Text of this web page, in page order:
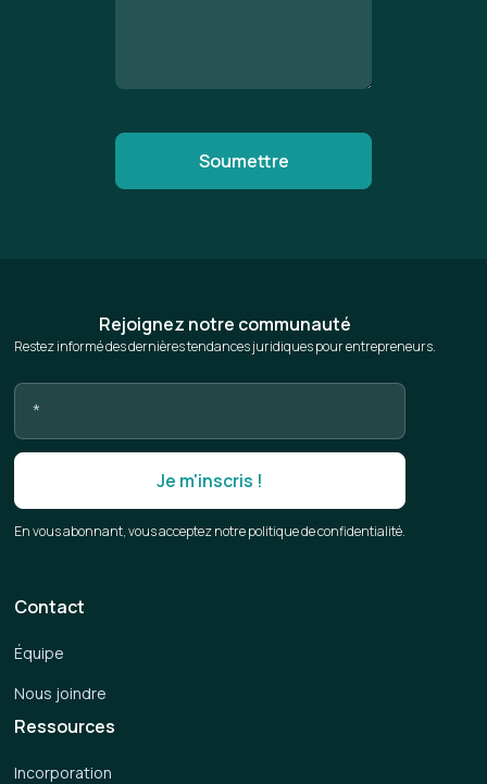
Rejoignez notre communauté
Restez informé des dernières tendances juridiques pour entrepreneurs.
En vous abonnant, vous acceptez notre politique de confidentialité.
Ressources
Incorporation
Contact
Équipe
Nous joindre